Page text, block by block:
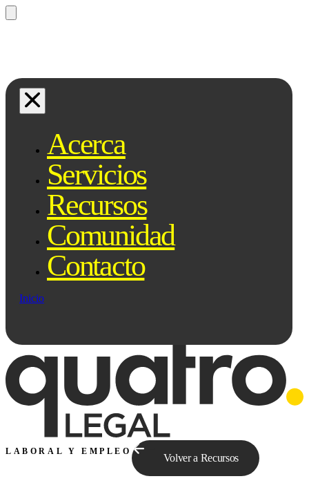
Acerca
Servicios
Recursos
Comunidad
Contacto
Inicio
LABORAL Y EMPLEO
Volver a Recursos